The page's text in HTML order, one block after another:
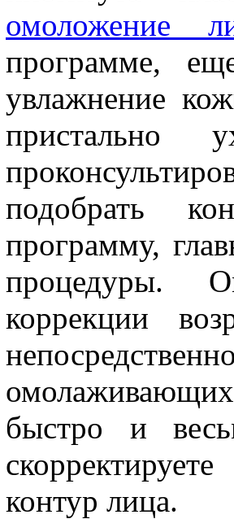
омоложение
программе,
увлажнение
пристально
подобрать
программу,
процедуры.
коррекции
быстро и
контур лица.